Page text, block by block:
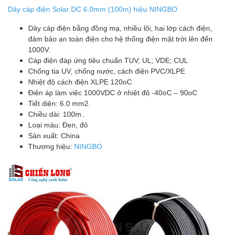
Dây cáp điện Solar DC 6.0mm (100m) hiệu NINGBO
Dây cáp điện bằng đồng mạ, nhiều lõi, hai lớp cách điện,
đảm bảo an toàn điện cho hệ thống điện mặt trời lên đến
1000V.
Cáp điện đáp ứng tiêu chuẩn TUV; UL; VDE; CUL
Chống tia UV, chống nước, cách điện PVC/XLPE
Nhiệt độ cách điện XLPE 120oC
Điện áp làm việc 1000VDC ở nhiệt độ -40oC – 90oC
Tiết diện: 6.0 mm2.
Chiều dài: 100m..
Loại ​​màu: Đen, đỏ
Sản xuất: China
Thương hiệu: NINGBO